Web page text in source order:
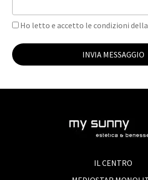
Ho letto e accetto le condizioni della
INVIA MESSAGGIO
IL CENTRO